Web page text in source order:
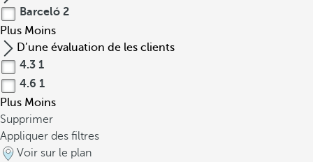
Barceló 2
Plus Moins
D’une évaluation de les clients
4.3 1
4.6 1
Plus Moins
Supprimer
Appliquer des filtres
Voir sur le plan